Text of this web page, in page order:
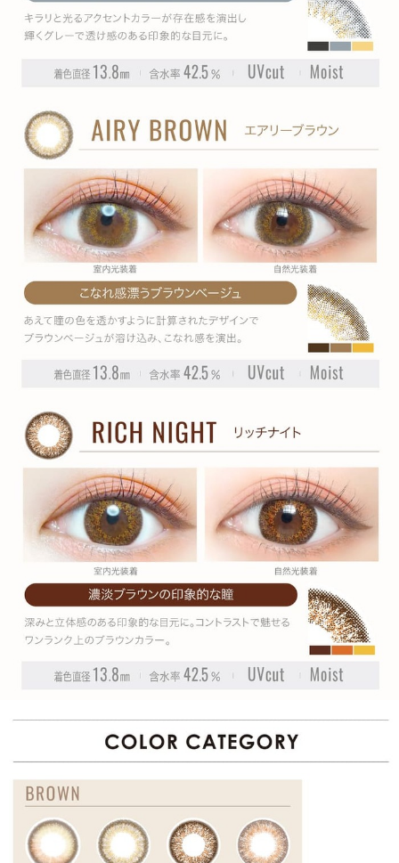
» ミスティアッシュ
» スキニーヘーゼル
» グロスアンバー
» モダンラベージュ
商品についてのお問い合わせ
RECOMMEND ITEM
このアイテムを見た方にお勧めのアイテム
HOME
ご利用ガイド
特商法の表記・利用規約
プライバシーポリシー
お問合せ